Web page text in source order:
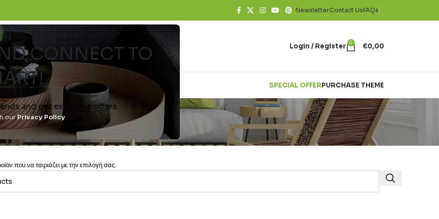
CONNECT TO
and get exclusive offers
ourPrivacy Policy
NewsletterContact UsFAQs
Login / Register 0 €0,00
SPECIAL OFFERPURCHASE THEME
που να ταιριάζει με την επιλογή σας.